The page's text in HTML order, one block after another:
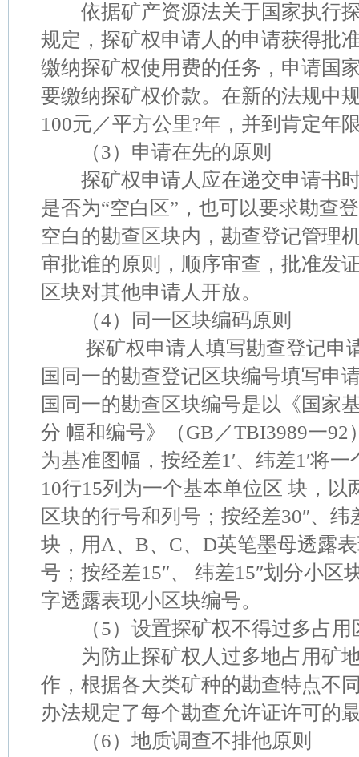
依据矿产资源法关于国家执行探
规定，探矿权申请人的申请获得批
缴纳探矿权使用费的任务，申请国
要缴纳探矿权价款。在新的法规中
100元／平方公里?年，并到肯定年
（3）申请在先的原则
探矿权申请人应在递交申请书时
是否为“空白区”，也可以要求勘查
空白的勘查区块内，勘查登记管理
审批谁的原则，顺序审查，批准发
区块对其他申请人开放。
（4）同一区块编码原则
探矿权申请人填写勘查登记申
国同一的勘查登记区块编号填写申
国同一的勘查区块编号是以《国家
分 幅和编号》（GB／TBI3989一92
为基准图幅，按经差1′、纬差1′将
10行15列为一个基本单位区 块，以
区块的行号和列号；按经差30″、纬
块，用A、B、C、D英笔墨母透露
号；按经差15″、 纬差15″划分小区
字透露表现小区块编号。
（5）设置探矿权不得过多占用
为防止探矿权人过多地占用矿地
作，根据各大类矿种的勘查特点不
办法规定了每个勘查允许证许可的
（6）地质调查不排他原则